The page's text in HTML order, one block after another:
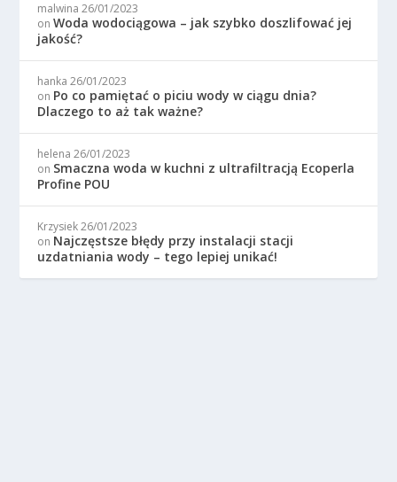
malwina 26/01/2023
onWoda wodociągowa – jak szybko doszlifować jej
jakość?
hanka 26/01/2023
on Po co pamiętać o piciu wody w ciągu dnia?
Dlaczego to aż tak ważne?
helena 26/01/2023
on Smaczna woda w kuchni z ultrafiltracją Ecoperla
Profine POU
Krzysiek 26/01/2023
on Najczęstsze błędy przy instalacji stacji
uzdatniania wody – tego lepiej unikać!